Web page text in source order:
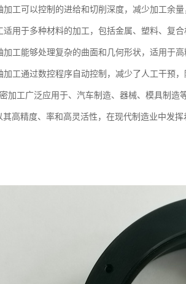
工可以控制的进给和切削深度，减少加工余量
用于多种材料的加工，包括金属、塑料、复合
工能够处理复杂的曲面和几何形状，适用于高
工通过数控程序自动控制，减少了人工干预，
加工广泛应用于、汽车制造、器械、模具制造
高精度、率和高灵活性，在现代制造业中发挥